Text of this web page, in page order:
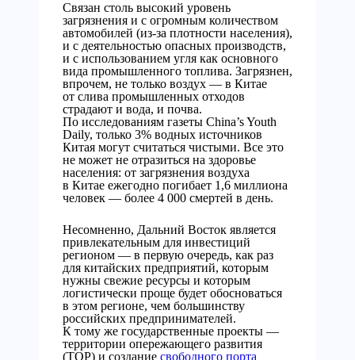
Связан столь высокий уровень
загрязнения и с огромным количеством
автомобилей (из-за плотности населения),
и с деятельностью опасных производств,
и с использованием угля как основного
вида промышленного топлива. Загрязнен,
впрочем, не только воздух — в Китае
от слива промышленных отходов
страдают и вода, и почва.
По исследованиям газеты China’s Youth
Daily, только 3% водных источников
Китая могут считаться чистыми. Все это
не может не отразиться на здоровье
населения: от загрязнения воздуха
в Китае ежегодно погибает 1,6 миллиона
человек — более 4 000 смертей в день.
Несомненно, Дальний Восток является
привлекательным для инвестиций
регионом — в первую очередь, как раз
для китайских предприятий, которым
нужны свежие ресурсы и которым
логистически проще будет обосноваться
в этом регионе, чем большинству
российских предпринимателей.
К тому же государственные проекты —
территории опережающего развития
(ТОР) и создание свободного порта